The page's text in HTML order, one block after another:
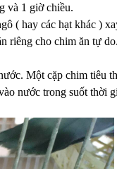
và 1 giờ chiều.
( hay các hạt khác )
riêng cho chim ăn tự
Một cặp chim tiêu
nước trong suốt thời